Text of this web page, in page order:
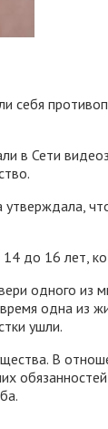
себя
в Сети
до 16 лет,
одного
одна из
ушли.
В